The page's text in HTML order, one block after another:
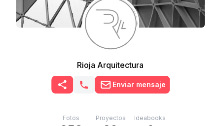
Rioja Arquitectura
Enviar mensaje
Fotos Proyectos Ideabooks